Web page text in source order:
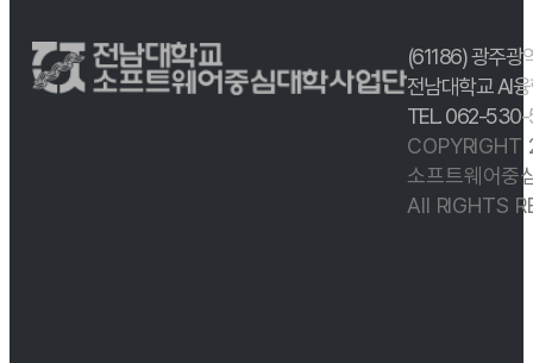
(61186) 광주광
전남대학교 AI
TEL. 062-
COPYRIGHT
소프트웨어중
All RIGHTS